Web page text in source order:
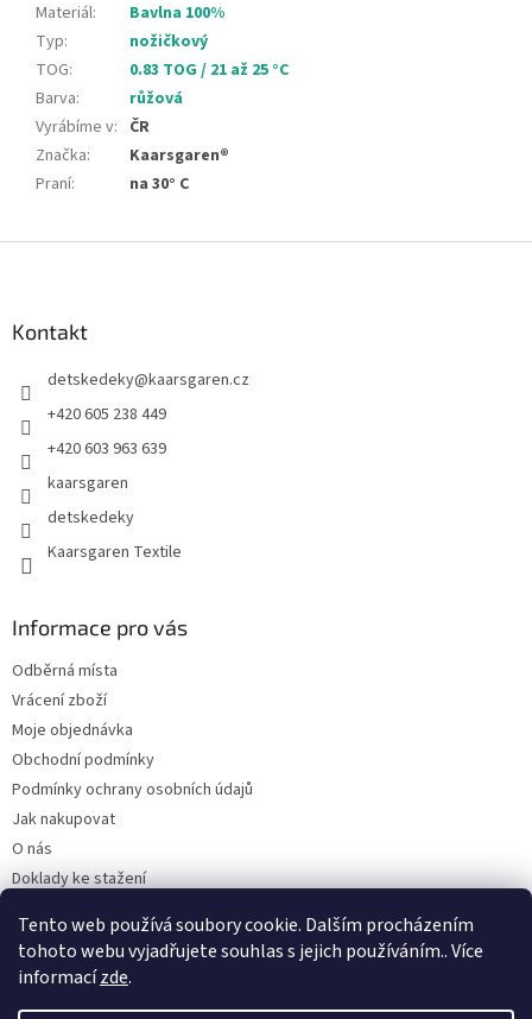
Tento web používá soubory cookie. Dalším procházením
tohoto webu vyjadřujete souhlas s jejich používáním.. Více
informacízde.
Materiál:
Bavlna 100%
Typ:
nožičkový
TOG:
0.83 TOG / 21 až 25 °C
Barva:
růžová
Vyrábíme v: ČR
Značka:
Kaarsgaren®
Praní: na 30° C
Kontakt
detskedeky@kaarsgaren.cz
+420 605 238 449
+420 603 963 639
kaarsgaren
detskedeky
Kaarsgaren Textile
Informace pro vás
Odběrná místa
Vrácení zboží
Moje objednávka
Obchodní podmínky
Podmínky ochrany osobních údajů
Jak nakupovat
O nás
Doklady ke stažení
Velkoobchod